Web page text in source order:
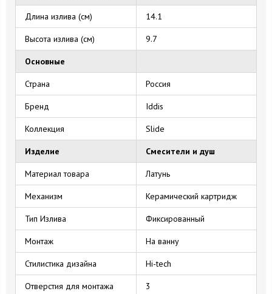
Длина излива (см) 14.1
Высота излива (см) 9.7
Основные
Страна Россия
Бренд Iddis
Коллекция Slide
Изделие Смесители и душ
Материал товара Латунь
Механизм Керамический картридж
Тип Излива Фиксированный
Монтаж На ванну
Стилистика дизайна Hi-tech
Отверстия для монтажа 3